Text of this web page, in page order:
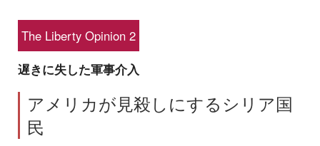
The Liberty Opinion 2
遅きに失した軍事介入
アメリカが見殺しにするシリア国
民